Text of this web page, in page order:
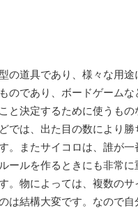
の道具であり、様々な用途
のであり、ボードゲームな
と決定するために使うもの
では、出た目の数により勝
。またサイコロは、誰が一
ールを作るときにも非常に
。物によっては、複数のサ
は結構大変です。なので自